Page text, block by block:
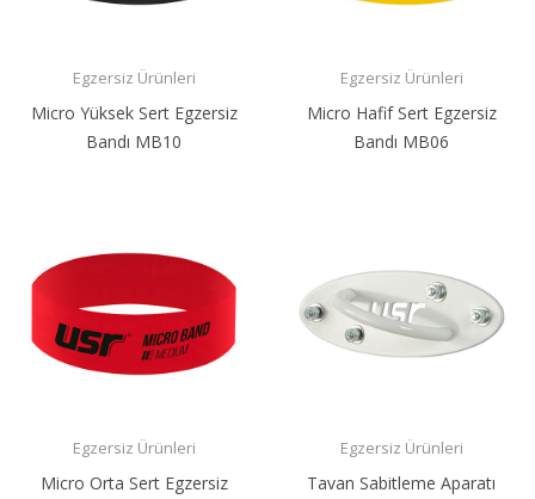
Egzersiz Ürünleri
Micro Yüksek Sert Egzersiz
Bandı MB10
Egzersiz Ürünleri
Micro Hafif Sert Egzersiz
Bandı MB06
Egzersiz Ürünleri
Micro Orta Sert Egzersiz
Egzersiz Ürünleri
Tavan Sabitleme Aparatı